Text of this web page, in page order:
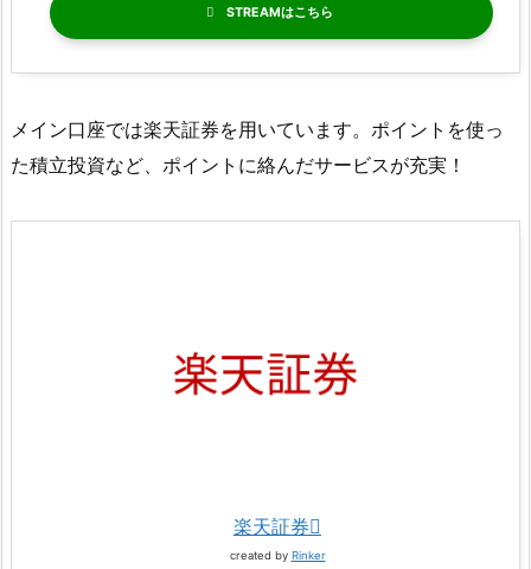
STREAM
メイン口座では楽天証券を用いています。ポイントを使っ
た積立投資など、ポイントに絡んだサービスが充実！
楽天証券
created by Rinker